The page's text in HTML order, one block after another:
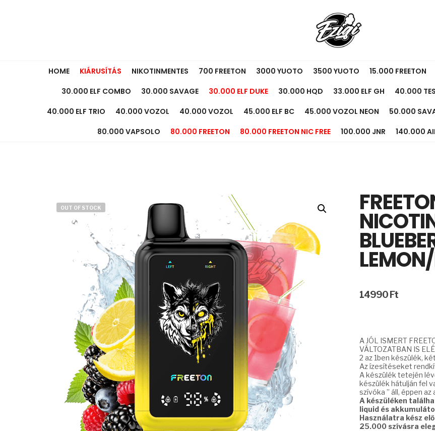
HOME KIÁRUSÍTÁS NIKOTINMENTES 700 FREETON 3000 YUOTO 3500 YUOTO 15.000 FREETON
30.000 ELF COMBO
30.000 SAVAGE 30.000 ELF DUKE 30.000 HQD 33.000 ELF GH 40.000
40.000 ELF TRIO
40.000 VOZOL 40.000 VOZOL 45.000 ELF BC 45.000 VOZOL NEON 50.000
80.000 VAPSOLO
80.000 FREETON 80.000 FREETON NIC FREE 100.000 JNR 140.000
OUT OF STOCK
14990 Ft
A JÓL ISMERT
VÁLTOZATBAN IS
2 az 1ben készülék,
Az ízesítéseket
A készülék tetején
készülék hátulján fel
szívóka ” áll, éppen
A készüléken
liquid és
Használatra kész
25.000 szívásra